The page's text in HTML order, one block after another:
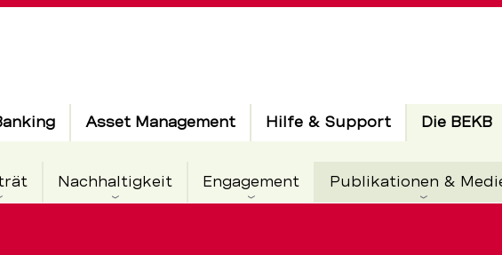
Asset Management Hilfe & Support Die BEKB
Nachhaltigkeit Engagement Publikationen &